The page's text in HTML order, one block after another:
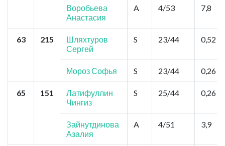
Воробьева
Анастасия
A 4/53 7,8
63 215
Шляхтуров
Сергей
S 23/44 0,52
Мороз Софья S 23/44 0,26
65 151
Латифуллин
Чингиз
S 25/44 0,26
Зайнутдинова
Азалия
A 4/51 3,9